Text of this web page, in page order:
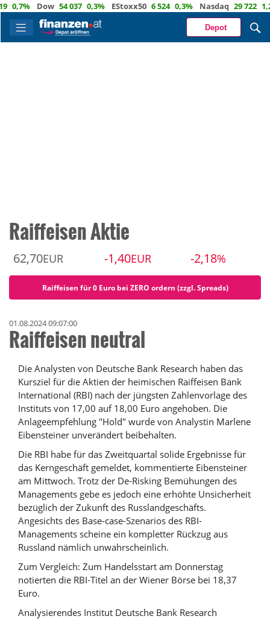
Dow 54 037 0,3% EStoxx50 6 524 0,3% Nasdaq 29 722 1,2%
Depot
Raiffeisen Aktie
62,70EUR -1,40EUR -2,18%
Raiffeisen für 0 Euro bei ZERO ordern (zzgl. Spreads)
01.08.2024 09:07:00
Raiffeisen neutral
Die Analysten von Deutsche Bank Research haben das
Kursziel für die Aktien der heimischen Raiffeisen Bank
International (RBI) nach der jüngsten Zahlenvorlage des
Instituts von 17,00 auf 18,00 Euro angehoben. Die
Anlageempfehlung "Hold" wurde von Analystin Marlene
Eibensteiner unverändert beibehalten.
Die RBI habe für das Zweitquartal solide Ergebnisse für
das Kerngeschäft gemeldet, kommentierte Eibensteiner
am Mittwoch. Trotz der De-Risking Bemühungen des
Managements gebe es jedoch eine erhöhte Unsicherheit
bezüglich der Zukunft des Russlandgeschäfts.
Angesichts des Base-case-Szenarios des RBI-
Managements scheine ein kompletter Rückzug aus
Russland nämlich unwahrscheinlich.
Zum Vergleich: Zum Handelsstart am Donnerstag
notierten die RBI-Titel an der Wiener Börse bei 18,37
Euro.
Analysierendes Institut Deutsche Bank Research